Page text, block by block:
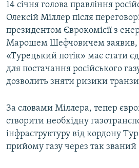
14 січня голова правління
Олексій Міллер після
президентом Єврокомісії з
Марошем Шефчовичем заявив,
«Турецький потік» має стати
для постачання російського
дозволить зняти ризики
За словами Міллера, тепер
створити необхідну
інфраструктуру від кордону
прийому газу через так